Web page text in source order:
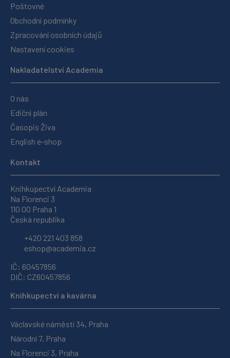
Poštovné
Obchodní podmínky
Zpracování osobních údajů
Nastavení cookies
Nakladatelství Academia
O nás
Ediční plán
Časopis Živa
English e-shop
Kontakt
Knihkupectví Academia
Na Florenci 3
110 00 Praha 1
Česká republika
+420 221 403 858
eshop@academia.cz
IČ: 60457856
DIČ: CZ60457856
Knihkupectví a kavárna
Václavské náměstí 34, Praha
Národní 7, Praha
Na Florenci 3, Praha